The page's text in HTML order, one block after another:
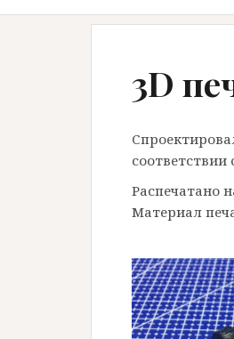
3D
соответствии
Распечатано
Материал